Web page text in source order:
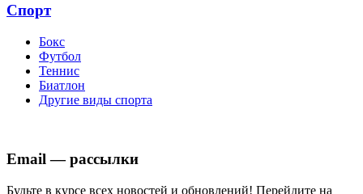
Спорт
Бокс
Футбол
Теннис
Биатлон
Другие виды спорта
Email — рассылки
Будьте в курсе всех новостей и обновлений! Перейдите на